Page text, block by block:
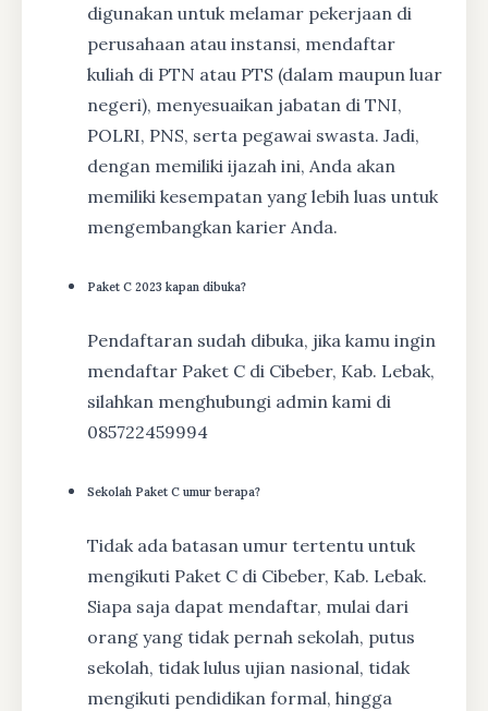
digunakan untuk melamar pekerjaan di
perusahaan atau instansi, mendaftar
kuliah di PTN atau PTS (dalam maupun luar
negeri), menyesuaikan jabatan di TNI,
POLRI, PNS, serta pegawai swasta. Jadi,
dengan memiliki ijazah ini, Anda akan
memiliki kesempatan yang lebih luas untuk
mengembangkan karier Anda.
Paket C 2023 kapan dibuka?
Pendaftaran sudah dibuka, jika kamu ingin
mendaftar Paket C di Cibeber, Kab. Lebak,
silahkan menghubungi admin kami di
085722459994
Sekolah Paket C umur berapa?
Tidak ada batasan umur tertentu untuk
mengikuti Paket C di Cibeber, Kab. Lebak.
Siapa saja dapat mendaftar, mulai dari
orang yang tidak pernah sekolah, putus
sekolah, tidak lulus ujian nasional, tidak
mengikuti pendidikan formal, hingga